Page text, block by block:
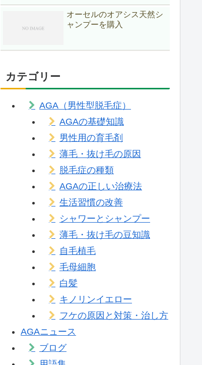
オーセルのオアシス天然シ
ャンプーを購入
カテゴリー
AGA（男性型脱毛症）
AGAの基礎知識
男性用の育毛剤
薄毛・抜け毛の原因
脱毛症の種類
AGAの正しい治療法
生活習慣の改善
シャワーとシャンプー
薄毛・抜け毛の豆知識
自毛植毛
毛母細胞
白髪
キノリンイエロー
フケの原因と対策・治し方
AGAニュース
ブログ